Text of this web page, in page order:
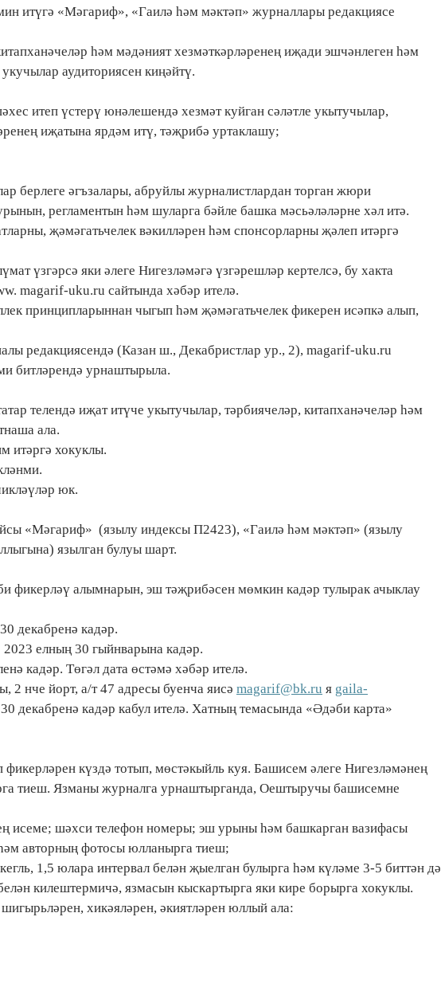
итүгә «Мәгариф», «Гаилә һәм мәктәп» журналлары редакциясе
һәм мәдәният хезмәткәрләренең иҗади эшчәнлеген һәм
аудиториясен киңәйтү.
итеп үстерү юнәлешендә хезмәт куйган сәләтле укытучылар,
иҗатына ярдәм итү, тәҗрибә уртаклашу;
берлеге әгъзалары, абруйлы журналистлардан торган жюри
регламентын һәм шуларга бәйле башка мәсьәләләрне хәл итә.
җәмәгатьчелек вәкилләрен һәм спонсорларны җәлеп итәргә
үзгәрсә яки әлеге Нигезләмәгә үзгәрешләр кертелсә, бу хакта
magarif-uku.ru сайтында хәбәр ителә.
принципларыннан чыгып һәм җәмәгатьчелек фикерен исәпкә алып,
редакциясендә (Казан ш., Декабристлар ур., 2), magarif-uku.ru
битләрендә урнаштырыла.
телендә иҗат итүче укытучылар, тәрбиячеләр, китапханәчеләр һәм
ала.
итәргә хокуклы.
юк.
«Мәгариф» (язылу индексы П2423), «Гаилә һәм мәктәп» (язылу
язылган булуы шарт.
фикерләү алымнарын, эш тәҗрибәсен мөмкин кадәр тулырак ачыклау
декабренә кадәр.
елның 30 гыйнварына кадәр.
кадәр. Төгәл дата өстәмә хәбәр ителә.
2 нче йорт, а/т 47 адресы буенча яисә magarif@bk.ru я gaila-
декабренә кадәр кабул ителә. Хатның темасында «Әдәби карта»
күздә тотып, мөстәкыйль куя. Башисем әлеге Нигезләмәнең
тиеш. Язманы журналга урнаштырганда, Оештыручы башисемне
исеме; шәхси телефон номеры; эш урыны һәм башкарган вазифасы
авторның фотосы юлланырга тиеш;
1,5 юлара интервал белән җыелган булырга һәм күләме 3-5 биттән дә
килештермичә, язмасын кыскартырга яки кире борырга хокуклы.
хикәяләрен, әкиятләрен юллый ала: